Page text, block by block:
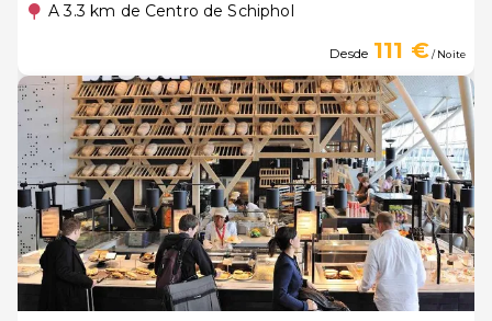
A 3.3 km de Centro de Schiphol
Desde 111 €/ Noite